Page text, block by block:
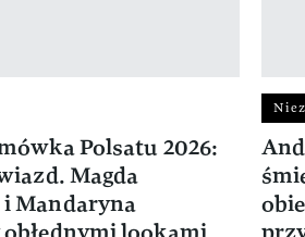
Polsatu 2026:
Magda
Mandaryna